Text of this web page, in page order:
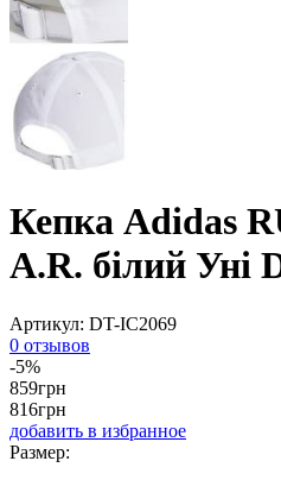
Кепка Adidas
A.R. білий Уні
Артикул: DT-IC2069
0 отзывов
-5%
859грн
816грн
добавить в избранное
Размер: